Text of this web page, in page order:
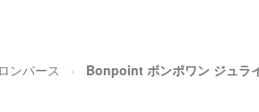
ロンパース Bonpoint ボンポワン ジュラ